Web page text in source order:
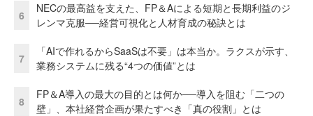
6
NECの最高益を支えた、FP＆Aによる短期と長期利益のジ
レンマ克服──経営可視化と人材育成の秘訣とは
7
「AIで作れるからSaaSは不要」は本当か。ラクスが示す、
業務システムに残る“4つの価値”とは
8
FP＆A導入の最大の目的とは何か──導入を阻む「二つの
壁」、本社経営企画が果たすべき「真の役割」とは